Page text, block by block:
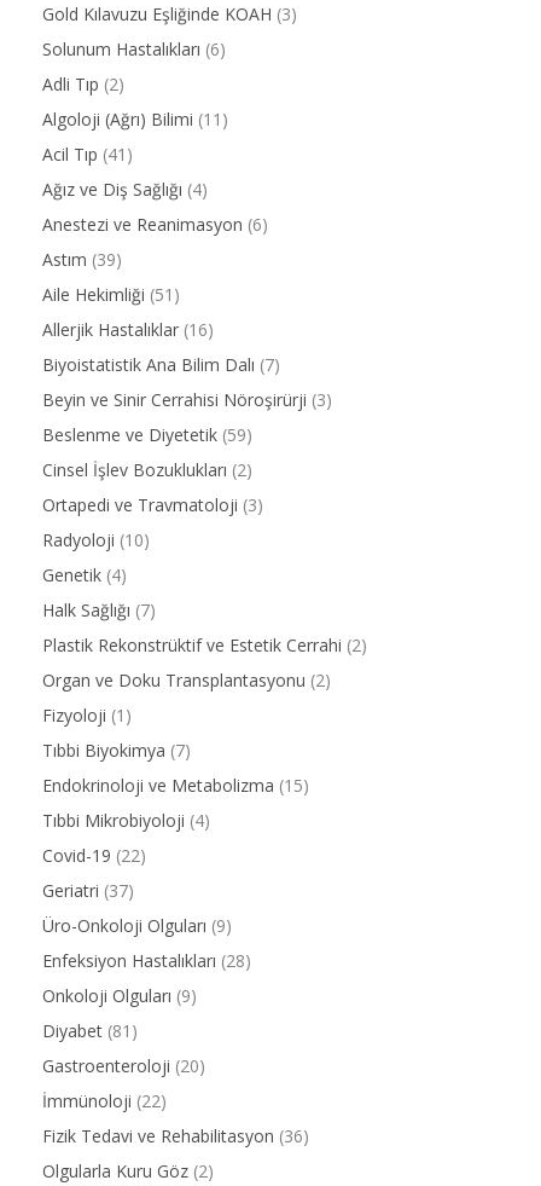
Gold Kılavuzu Eşliğinde KOAH (3)
Solunum Hastalıkları (6)
Adli Tıp (2)
Algoloji (Ağrı) Bilimi (11)
Acil Tıp (41)
Ağız ve Diş Sağlığı (4)
Anestezi ve Reanimasyon (6)
Astım (39)
Aile Hekimliği (51)
Allerjik Hastalıklar (16)
Biyoistatistik Ana Bilim Dalı (7)
Beyin ve Sinir Cerrahisi Nöroşirürji (3)
Beslenme ve Diyetetik (59)
Cinsel İşlev Bozuklukları (2)
Ortapedi ve Travmatoloji (3)
Radyoloji (10)
Genetik (4)
Halk Sağlığı (7)
Plastik Rekonstrüktif ve Estetik Cerrahi (2)
Organ ve Doku Transplantasyonu (2)
Fizyoloji (1)
Tıbbi Biyokimya (7)
Endokrinoloji ve Metabolizma (15)
Tıbbi Mikrobiyoloji (4)
Covid-19 (22)
Geriatri (37)
Üro-Onkoloji Olguları (9)
Enfeksiyon Hastalıkları (28)
Onkoloji Olguları (9)
Diyabet (81)
Gastroenteroloji (20)
İmmünoloji (22)
Fizik Tedavi ve Rehabilitasyon (36)
Olgularla Kuru Göz (2)